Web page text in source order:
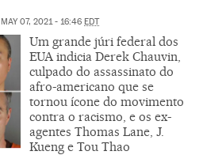
MAY 07, 2021 - 16:46 EDT
Um grande júri federal dos
EUA indicia Derek Chauvin,
culpado do assassinato do
afro-americano que se
tornou ícone do movimento
contra o racismo, e os ex-
agentes Thomas Lane, J.
Kueng e Tou Thao